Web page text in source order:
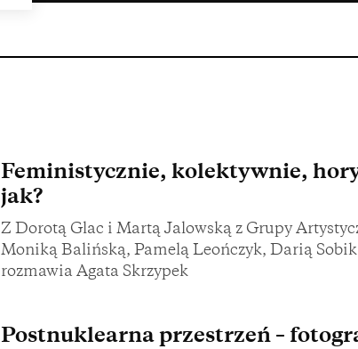
Feministycznie, kolektywnie,
jak?
Z Dorotą Glac i Martą Jalowską z Grupy
Moniką Balińską, Pamelą Leończyk, Darią
rozmawia Agata Skrzypek
Postnuklearna przestrzeń –